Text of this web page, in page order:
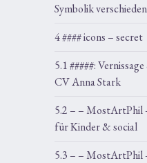
Symbolik
4 #### icons – secret
5.1 #####:
CV Anna Stark
5.2 – – MostArtPhil
für Kinder & social
5.3 – – MostArtPhil